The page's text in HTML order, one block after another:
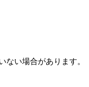
ない場合があります。